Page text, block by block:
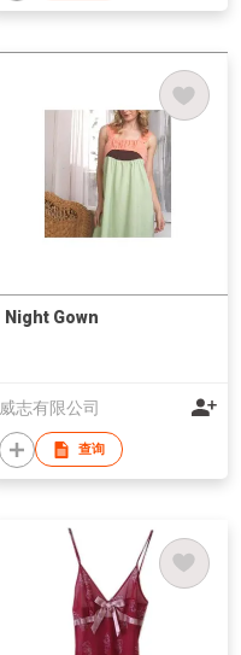
Night Gown
威志有限公司
查询